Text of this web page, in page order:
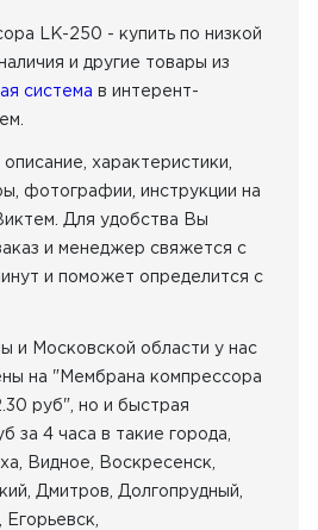
LK-250 - купить по низкой
и другие товары из
система в интерент-
характеристики,
фотографии, инструкции на
Для удобства Вы
и менеджер свяжется с
и поможет определится с
и Московской области у нас
на "Мембрана компрессора
руб", но и быстрая
за 4 часа в такие города,
Видное, Воскресенск,
Дмитров, Долгопрудный,